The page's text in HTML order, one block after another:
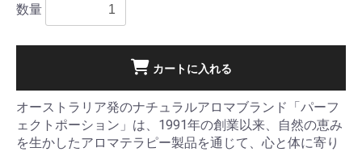
数量
カートに入れる
オーストラリア発のナチュラルアロマブランド「パーフ
ェクトポーション」は、1991年の創業以来、自然の恵み
を生かしたアロマテラピー製品を通じて、心と体に寄り